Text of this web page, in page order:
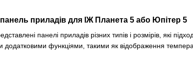
панель приладів для ІЖ Планета 5 або Юпітер 5
панелі приладів різних типів і розмірів, які
додатковими функціями, такими як відображення